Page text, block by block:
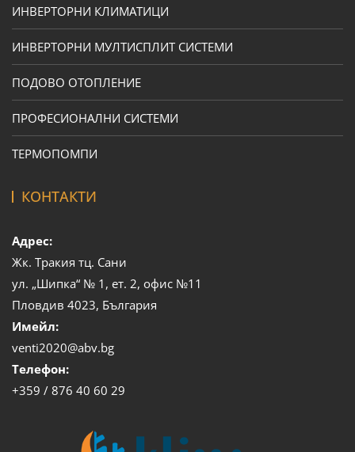
ИНВЕРТОРНИ КЛИМАТИЦИ
ИНВЕРТОРНИ МУЛТИСПЛИТ СИСТЕМИ
ПОДОВО ОТОПЛЕНИЕ
ПРОФЕСИОНАЛНИ СИСТЕМИ
ТЕРМОПОМПИ
КОНТАКТИ
Адрес:
Жк. Тракия тц. Сани
ул. „Шипка“ № 1, ет. 2, офис №11
Пловдив 4023, България
Имейл:
venti2020@abv.bg
Телефон:
+359 / 876 40 60 29